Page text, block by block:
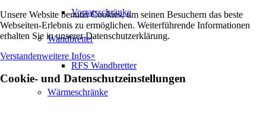
Vorratsschränke
Wandbretter
RFS Wandbretter
Wärmeschränke
Unsere Website benutzt Cookies, um seinen Besuchern das beste
Webseiten-Erlebnis zu ermöglichen. Weiterführende Informationen
erhalten Sie in unserer Datenschutzerklärung.
Verstandenweitere Infos×
Cookie- und Datenschutzeinstellungen